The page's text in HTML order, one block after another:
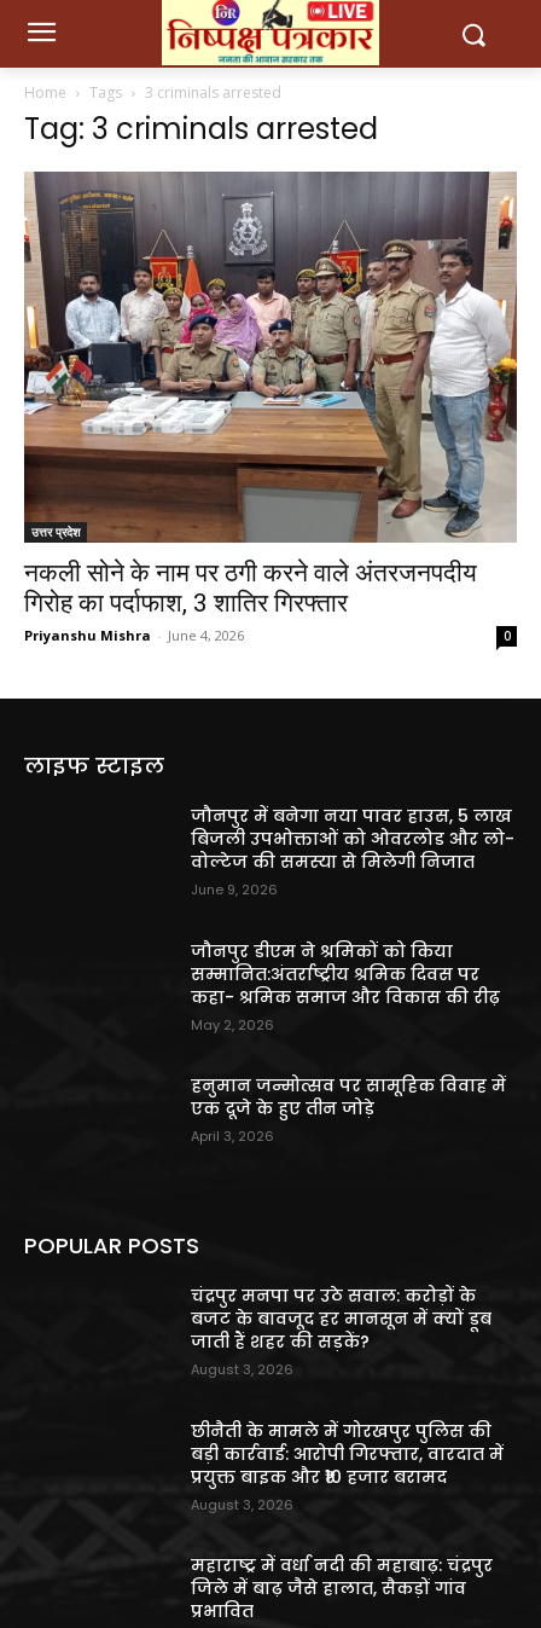
Home Tags 3 criminals arrested
Tag: 3 criminals arrested
उत्तर प्रदेश
नकली सोने के नाम पर ठगी करने वाले अंतरजनपदीय
गिरोह का पर्दाफाश, 3 शातिर गिरफ्तार
Priyanshu Mishra - June 4, 2026 0
लाइफ स्टाइल
जौनपुर में बनेगा नया पावर हाउस, 5 लाख
बिजली उपभोक्ताओं को ओवरलोड और लो-
वोल्टेज की समस्या से मिलेगी निजात
June 9, 2026
जौनपुर डीएम ने श्रमिकों को किया
सम्मानित:अंतर्राष्ट्रीय श्रमिक दिवस पर
कहा- श्रमिक समाज और विकास की रीढ़
May 2, 2026
हनुमान जन्मोत्सव पर सामूहिक विवाह में
एक दूजे के हुए तीन जोड़े
April 3, 2026
POPULAR POSTS
चंद्रपुर मनपा पर उठे सवाल: करोड़ों के
बजट के बावजूद हर मानसून में क्यों डूब
जाती हैं शहर की सड़कें?
August 3, 2026
छीनैती के मामले में गोरखपुर पुलिस की
बड़ी कार्रवाई: आरोपी गिरफ्तार, वारदात में
प्रयुक्त बाइक और ₹10 हजार बरामद
August 3, 2026
महाराष्ट्र में वर्धा नदी की महाबाढ़: चंद्रपुर
जिले में बाढ़ जैसे हालात, सैकड़ों गांव
प्रभावित